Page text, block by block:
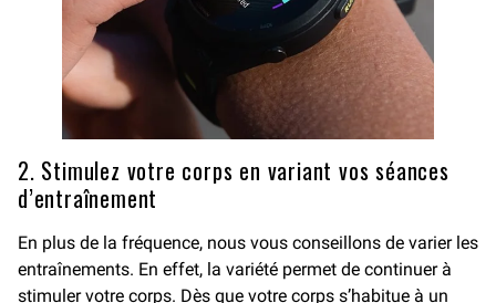
2. Stimulez votre corps en variant vos séances
d’entraînement
En plus de la fréquence, nous vous conseillons de varier les
entraînements. En effet, la variété permet de continuer à
stimuler votre corps. Dès que votre corps s’habitue à un